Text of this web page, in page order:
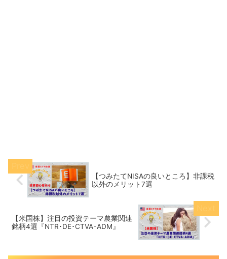
【つみたてNISAの良いところ】非課税
以外のメリット7選
【米国株】注目の投資テーマ農業関連
銘柄4選『NTR･DE･CTVA･ADM』